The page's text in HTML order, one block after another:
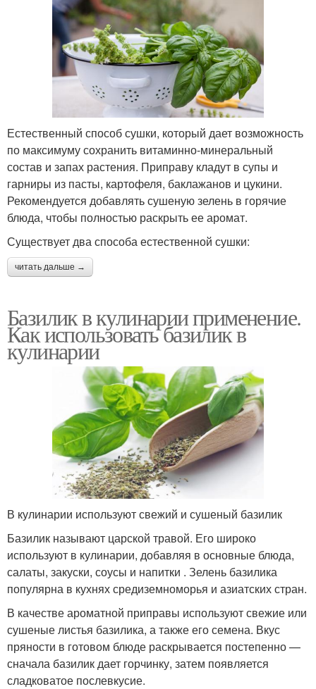
Естественный способ сушки, который дает возможность
по максимуму сохранить витаминно-минеральный
состав и запах растения. Приправу кладут в супы и
гарниры из пасты, картофеля, баклажанов и цукини.
Рекомендуется добавлять сушеную зелень в горячие
блюда, чтобы полностью раскрыть ее аромат.
Существует два способа естественной сушки:
читать дальше →
Базилик в кулинарии применение.
Как использовать базилик в
кулинарии
В кулинарии используют свежий и сушеный базилик
Базилик называют царской травой. Его широко
используют в кулинарии, добавляя в основные блюда,
салаты, закуски, соусы и напитки . Зелень базилика
популярна в кухнях средиземноморья и азиатских стран.
В качестве ароматной приправы используют свежие или
сушеные листья базилика, а также его семена. Вкус
пряности в готовом блюде раскрывается постепенно —
сначала базилик дает горчинку, затем появляется
сладковатое послевкусие.